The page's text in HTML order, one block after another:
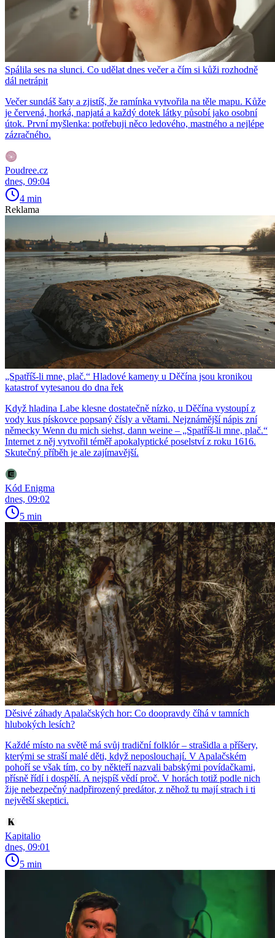
Spálila ses na slunci. Co udělat dnes večer a čím si kůži rozhodně
dál netrápit
Večer sundáš šaty a zjistíš, že ramínka vytvořila na těle mapu. Kůže
je červená, horká, napjatá a každý dotek látky působí jako osobní
útok. První myšlenka: potřebuji něco ledového, mastného a nejlépe
zázračného.
Poudree.cz
dnes, 09:04
4 min
Reklama
„Spatříš-li mne, plač.“ Hladové kameny u Děčína jsou kronikou
katastrof vytesanou do dna řek
Když hladina Labe klesne dostatečně nízko, u Děčína vystoupí z
vody kus pískovce popsaný čísly a větami. Nejznámější nápis zní
německy Wenn du mich siehst, dann weine – „Spatříš-li mne, plač.“
Internet z něj vytvořil téměř apokalyptické poselství z roku 1616.
Skutečný příběh je ale zajímavější.
Kód Enigma
dnes, 09:02
5 min
Děsivé záhady Apalačských hor: Co doopravdy číhá v tamních
hlubokých lesích?
Každé místo na světě má svůj tradiční folklór – strašidla a příšery,
kterými se straší malé děti, když neposlouchají. V Apalačském
pohoří se však tím, co by někteří nazvali babskými povídačkami,
přísně řídí i dospělí. A nejspíš vědí proč. V horách totiž podle nich
žije nebezpečný nadpřirozený predátor, z něhož tu mají strach i ti
největší skeptici.
Kapitalio
dnes, 09:01
5 min